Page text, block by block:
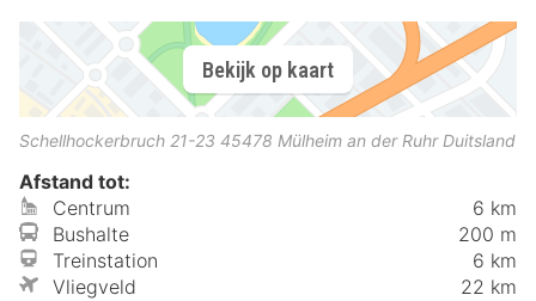
Bekijk op kaart
Schellhockerbruch 21-23 45478 Mülheim an der Ruhr Duitsland
Afstand tot:
Centrum
6 km
Bushalte
200 m
Treinstation
6 km
Vliegveld
22 km